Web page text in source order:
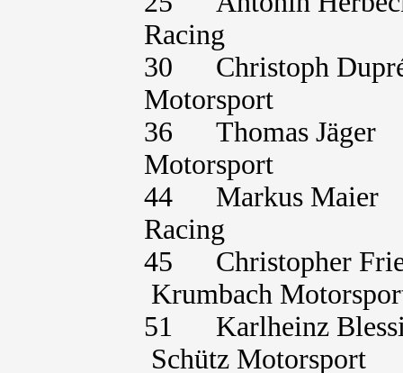
Racing
30 Christoph
Motorsport
36 Thomas
Motorsport
44 Markus
Racing
45 Christopher
Krumbach
51 Karlheinz
Schütz Motorsport